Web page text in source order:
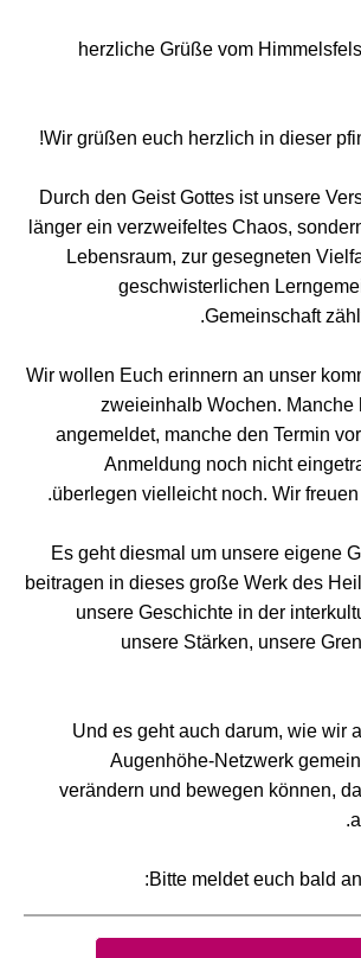
herzliche Grüße vom
Wir grüßen euch herzlich in dieser
Durch den Geist Gottes ist unsere
länger ein verzweifeltes Chaos,
Lebensraum, zur gesegneten
geschwisterlichen
Gemeinschaft
Wir wollen Euch erinnern an unser
zweieinhalb Wochen. Manche
angemeldet, manche den Termin
Anmeldung noch nicht
überlegen vielleicht noch. Wir
Es geht diesmal um unsere eigene
beitragen in dieses große Werk des
unsere Geschichte in der
unsere Stärken, unsere
Und es geht auch darum, wie wir
Augenhöhe-Netzwerk
verändern und bewegen können,
Bitte meldet euch bald